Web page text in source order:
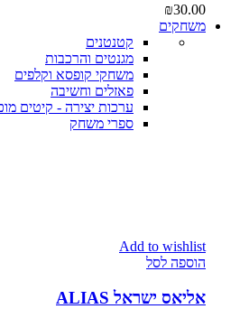
₪30.00
משחקים
קטנטנים
מגנטים והרכבות
משחקי קופסא וקלפים
פאזלים וחשיבה
ערכות יצירה - קיטים
ספרי משחק
Add to wishlist
הוספה לסל
אליאס ישראל ALIAS